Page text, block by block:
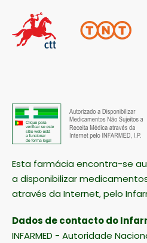
Esta farmácia encontra-se
a disponibilizar
através da Internet, pelo
Dados de contacto do
INFARMED - Autoridade